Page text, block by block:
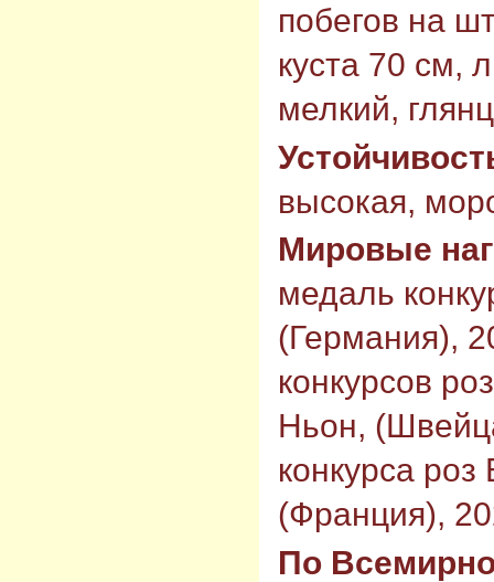
побегов на
куста 70 см,
мелкий,
высокая,
Мировые
медаль
(Германия),
конкурсов
Ньон,
конкурса
(Франция),
По